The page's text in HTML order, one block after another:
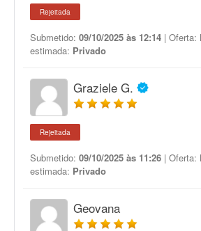
Rejeitada
Submetido: 09/10/2025 às 12:14 | Oferta:
estimada: Privado
Graziele G.
Rejeitada
Submetido: 09/10/2025 às 11:26 | Oferta:
estimada: Privado
Geovana